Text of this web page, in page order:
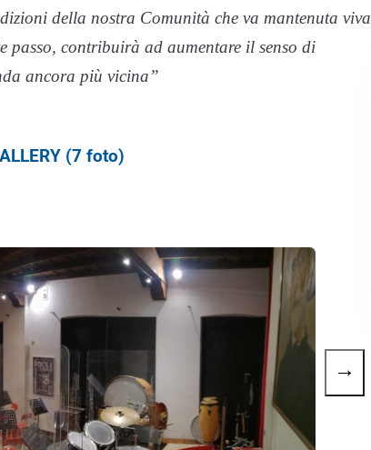
della nostra Comunità che va mantenuta viva
passo, contribuirà ad aumentare il senso di
ancora più vicina”
(7 foto)
→